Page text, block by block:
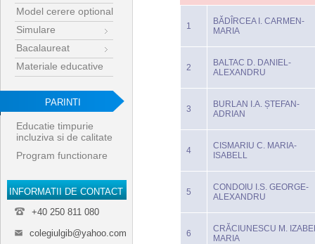
Model cerere optional
Simulare
Bacalaureat
Materiale educative
PARINTI
Educatie timpurie
incluziva si de calitate
Program functionare
INFORMATII DE CONTACT
+40 250 811 080
colegiulgib@yahoo.com
1
BĂDÎRCEA I. CARMEN-
MARIA
2
BALTAC D. DANIEL-
ALEXANDRU
3
BURLAN I.A. ȘTEFAN-
ADRIAN
4
CISMARIU C. MARIA-
ISABELL
5
CONDOIU I.S. GEORGE-
ALEXANDRU
6
CRĂCIUNESCU M.
MARIA